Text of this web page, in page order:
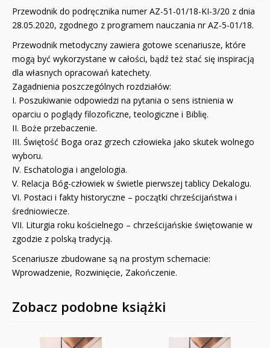
Przewodnik do podręcznika numer AZ-51-01/18-KI-3/20 z dnia
28.05.2020, zgodnego z programem nauczania nr AZ-5-01/18.
Przewodnik metodyczny zawiera gotowe scenariusze, które
mogą być wykorzystane w całości, bądź też stać się inspiracją
dla własnych opracowań katechety.
Zagadnienia poszczególnych rozdziałów:
I. Poszukiwanie odpowiedzi na pytania o sens istnienia w
oparciu o poglądy filozoficzne, teologiczne i Biblię.
II. Boże przebaczenie.
III. Świętość Boga oraz grzech człowieka jako skutek wolnego
wyboru.
IV. Eschatologia i angelologia.
V. Relacja Bóg-człowiek w świetle pierwszej tablicy Dekalogu.
VI. Postaci i fakty historyczne – początki chrześcijaństwa i
średniowiecze.
VII. Liturgia roku kościelnego – chrześcijańskie świętowanie w
zgodzie z polską tradycją.
Scenariusze zbudowane są na prostym schemacie:
Wprowadzenie, Rozwinięcie, Zakończenie.
Zobacz podobne książki